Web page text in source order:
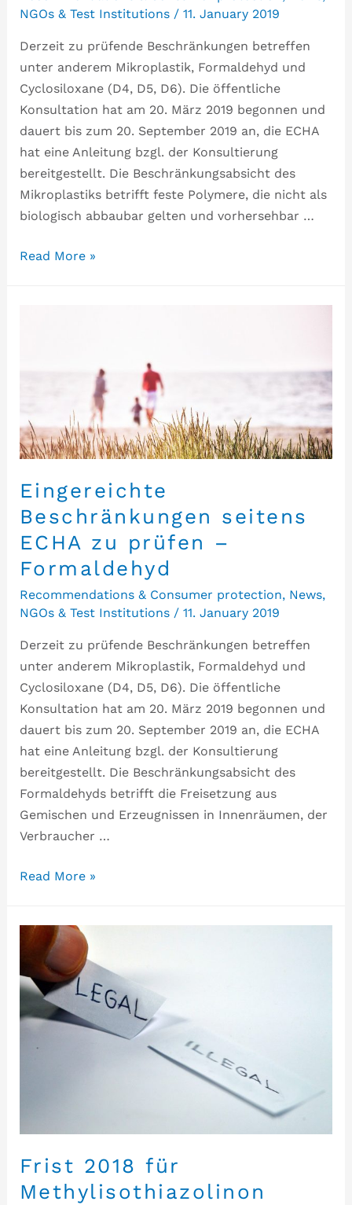
NGOs & Test Institutions/ 11. January 2019
Derzeit zu prüfende Beschränkungen betreffen
unter anderem Mikroplastik, Formaldehyd und
Cyclosiloxane (D4, D5, D6). Die öffentliche
Konsultation hat am 20. März 2019 begonnen und
dauert bis zum 20. September 2019 an, die ECHA
hat eine Anleitung bzgl. der Konsultierung
bereitgestellt. Die Beschränkungsabsicht des
Mikroplastiks betrifft feste Polymere, die nicht als
biologisch abbaubar gelten und vorhersehbar …
Read More »
Eingereichte
Beschränkungen seitens
ECHA zu prüfen –
Formaldehyd
Recommendations & Consumer protection, News,
NGOs & Test Institutions/ 11. January 2019
Derzeit zu prüfende Beschränkungen betreffen
unter anderem Mikroplastik, Formaldehyd und
Cyclosiloxane (D4, D5, D6). Die öffentliche
Konsultation hat am 20. März 2019 begonnen und
dauert bis zum 20. September 2019 an, die ECHA
hat eine Anleitung bzgl. der Konsultierung
bereitgestellt. Die Beschränkungsabsicht des
Formaldehyds betrifft die Freisetzung aus
Gemischen und Erzeugnissen in Innenräumen, der
Verbraucher …
Read More »
Frist 2018 für
Methylisothiazolinon